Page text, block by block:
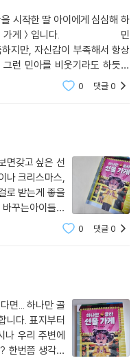
게＞입니다. 민
해서 항상
0 댓글0
면갖고 싶은 선
나 크리스마스,
로 받는게 좋을
꾸는아이들을
이 어떤 선물을
들과 함께 읽
0 댓글0
만 골
지부터